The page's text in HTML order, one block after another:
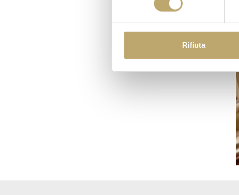
Rifiuta